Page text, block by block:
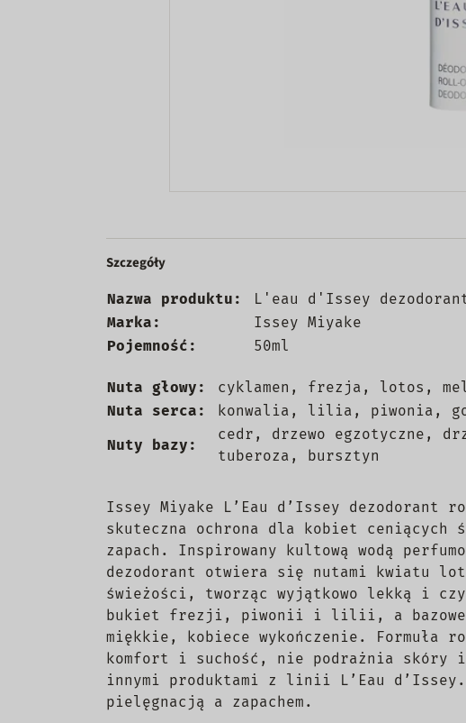
Szczegóły
Nazwa produktu:
L'eau d'Issey
Marka:
Issey Miyake
Pojemność:
50ml
Nuta głowy:
cyklamen, frezja, lotos,
Nuta serca:
konwalia, lilia, piwonia,
Nuty bazy:
cedr, drzewo egzotyczne,
tuberoza, bursztyn
Issey Miyake L’Eau d’Issey
skuteczna ochrona dla kobiet ceniących
zapach. Inspirowany kultową wodą
dezodorant otwiera się nutami kwiatu
świeżości, tworząc wyjątkowo lekką i
bukiet frezji, piwonii i lilii, a bazowe
miękkie, kobiece wykończenie. Formuła
komfort i suchość, nie podrażnia skóry i
innymi produktami z linii L’Eau d’Issey.
pielęgnacją a zapachem.